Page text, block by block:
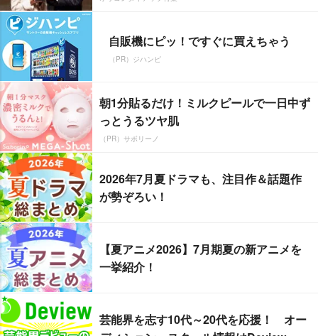
自販機にピッ！ですぐに買えちゃう
（PR）ジハンピ
朝1分貼るだけ！ミルクピールで一日中ず
っとうるツヤ肌
（PR）サボリーノ
2026年7月夏ドラマも、注目作＆話題作
が勢ぞろい！
【夏アニメ2026】7月期夏の新アニメを
一挙紹介！
芸能界を志す10代～20代を応援！ オー